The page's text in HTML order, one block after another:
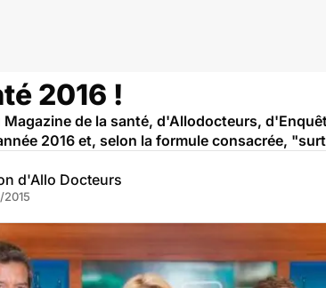
2016 !
Magazine de la santé, d'Allodocteurs,
2016 et, selon la formule consacrée,
d'Allo Docteurs
2015